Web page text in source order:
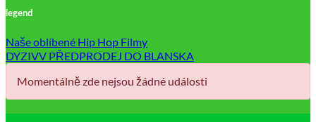
legend
Naše oblíbené Hip Hop Filmy
DYZIVV PŘEDPRODEJ DO BLANSKA
Momentálně zde nejsou žádné události